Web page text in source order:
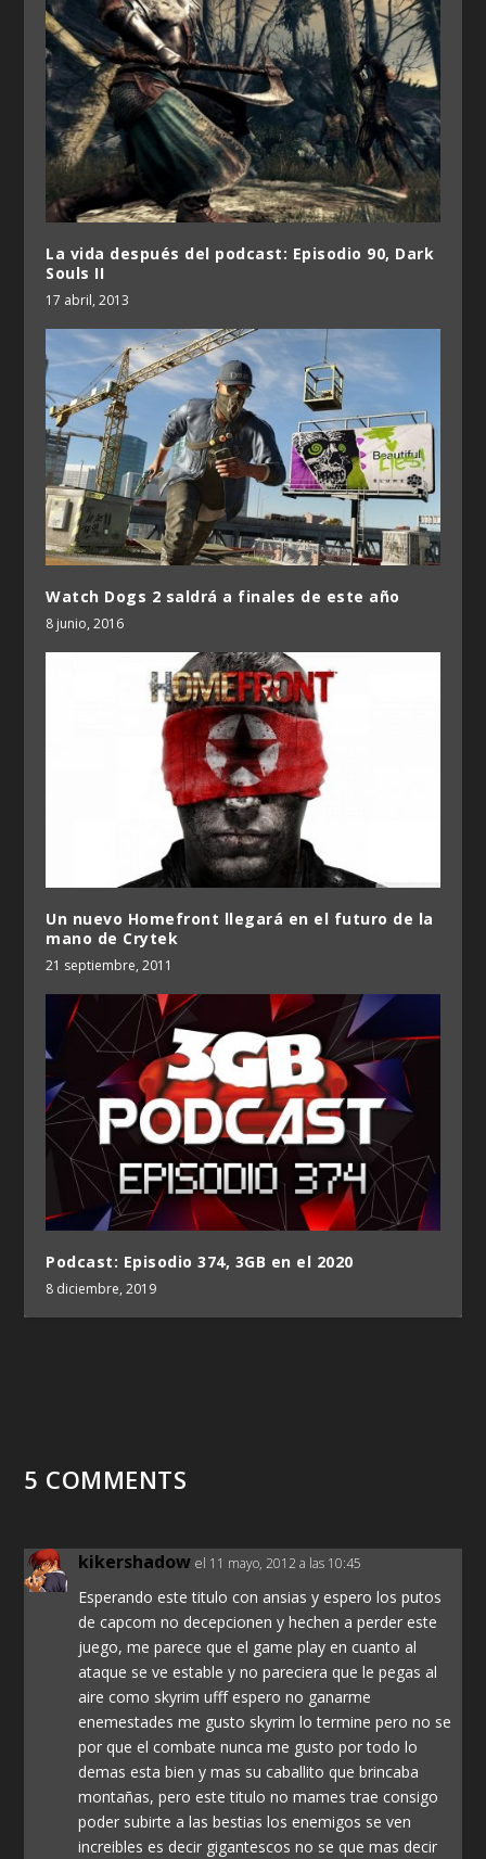
La vida después del podcast: Episodio 90, Dark
Souls II
17 abril, 2013
Watch Dogs 2 saldrá a finales de este año
8 junio, 2016
Un nuevo Homefront llegará en el futuro de la
mano de Crytek
21 septiembre, 2011
Podcast: Episodio 374, 3GB en el 2020
8 diciembre, 2019
5 COMMENTS
kikershadow el 11 mayo, 2012 a las 10:45
Esperando este titulo con ansias y espero los putos
de capcom no decepcionen y hechen a perder este
juego, me parece que el game play en cuanto al
ataque se ve estable y no pareciera que le pegas al
aire como skyrim ufff espero no ganarme
enemestades me gusto skyrim lo termine pero no se
por que el combate nunca me gusto por todo lo
demas esta bien y mas su caballito que brincaba
montañas, pero este titulo no mames trae consigo
poder subirte a las bestias los enemigos se ven
increibles es decir gigantescos no se que mas decir